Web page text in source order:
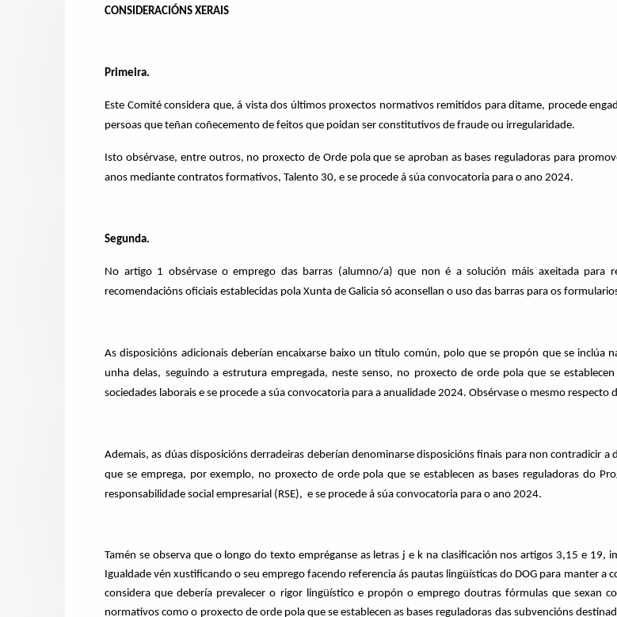
CONSIDERACIÓNS XERAIS
Primeira.
Este Comité considera que, á vista dos últimos proxectos normativos remitidos para ditame, procede
persoas que teñan coñecemento de feitos que poidan ser constitutivos de fraude ou irregularidade.
Isto obsérvase, entre outros, no proxecto de Orde pola que se aproban as bases reguladoras para
anos mediante contratos formativos, Talento 30, e se procede á súa convocatoria para o ano 2024.
Segunda.
No artigo 1 obsérvase o emprego das barras (alumno/a) que non é a solución máis axeitada para
recomendacións oficiais establecidas pola Xunta de Galicia só aconsellan o uso das barras para os
As disposicións adicionais deberían encaixarse baixo un título común, polo que se propón que se inclúa
unha delas, seguindo a estrutura empregada, neste senso, no proxecto de orde pola que se
sociedades laborais e se procede a súa convocatoria para a anualidade 2024. Obsérvase o mesmo respecto
Ademais, as dúas disposicións derradeiras deberían denominarse disposicións finais para non contradicir
que se emprega, por exemplo, no proxecto de orde pola que se establecen as bases reguladoras do
responsabilidade social empresarial (RSE), e se procede á súa convocatoria para o ano 2024.
Tamén se observa que o longo do texto empréganse as letras j e k na clasificación nos artigos 3,15 e 19,
Igualdade vén xustificando o seu emprego facendo referencia ás pautas lingüísticas do DOG para manter a
considera que debería prevalecer o rigor lingüístico e propón o emprego doutras fórmulas que sexan
normativos como o proxecto de orde pola que se establecen as bases reguladoras das subvencións